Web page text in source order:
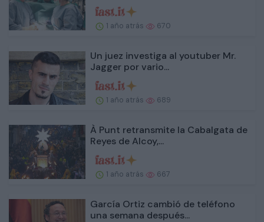
1 año atrás 670
Un juez investiga al youtuber Mr.
Jagger por vario...
1 año atrás 689
À Punt retransmite la Cabalgata de
Reyes de Alcoy,...
1 año atrás 667
García Ortiz cambió de teléfono
una semana después...